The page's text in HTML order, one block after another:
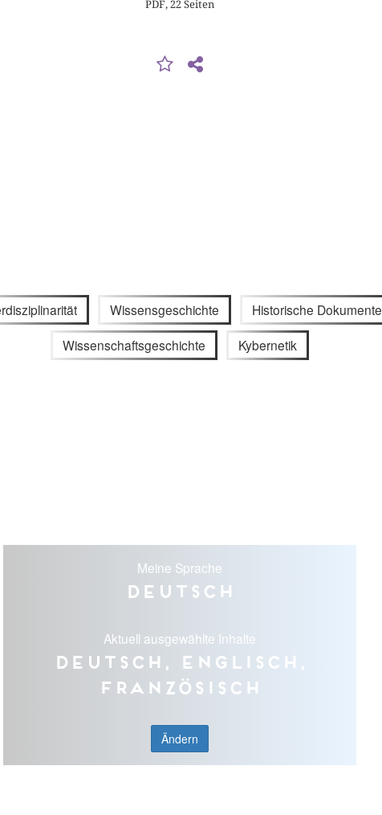
PDF, 22 Seiten
Wissensgeschichte Historische Dokumente
Wissenschaftsgeschichte Kybernetik
Meine Sprache
Deutsch
Aktuell ausgewählte Inhalte
Deutsch, Englisch,
Französisch
Ändern